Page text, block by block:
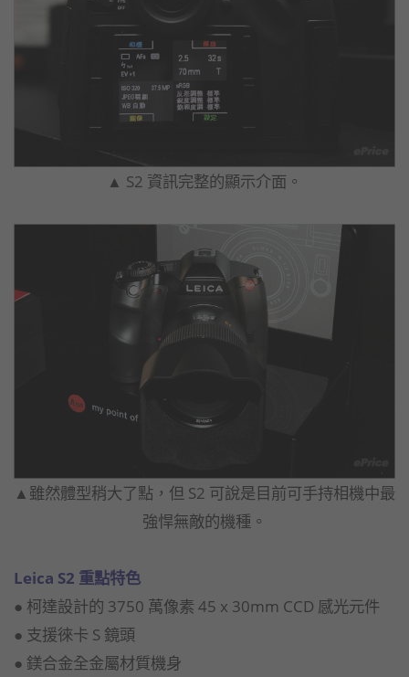
▲ S2 資訊完整的顯示介面。
▲雖然體型稍大了點，但 S2 可說是目前可手持相機中最
強悍無敵的機種。
Leica S2 重點特色
● 柯達設計的 3750 萬像素 45 x 30mm CCD 感光元件
● 支援徠卡 S 鏡頭
● 鎂合金全金屬材質機身